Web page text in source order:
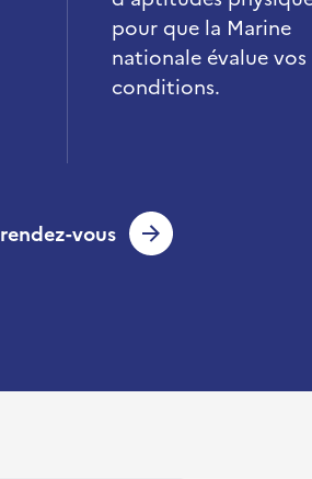
pour que la Marine
nationale évalue vos
conditions.
vous